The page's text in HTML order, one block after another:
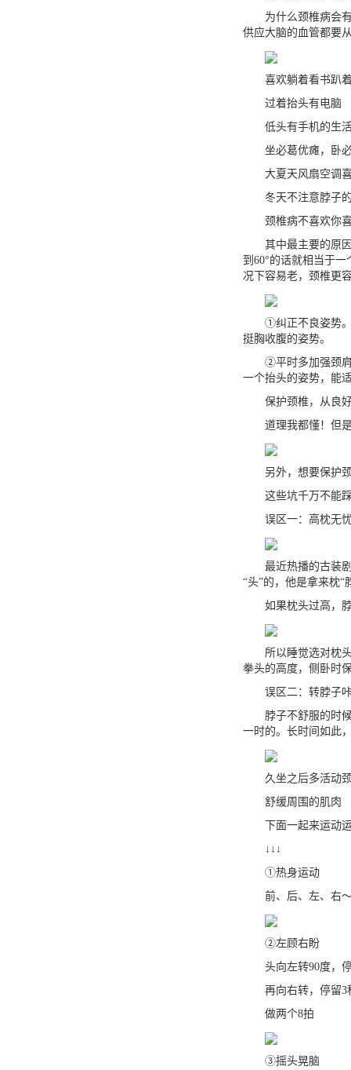
为什么颈椎病会有
供应大脑的血管都要
喜欢躺着看书趴着
过着抬头有电脑
低头有手机的生
坐必葛优瘫，卧必
大夏天风扇空调喜
冬天不注意脖子
颈椎病不喜欢你喜
其中最主要的原因
到60°的话就相当于
况下容易老，颈椎更
①纠正不良姿势。抬
挺胸收腹的姿势。
②平时多加强颈肩背
一个抬头的姿势，能
保护颈椎，从良好
道理我都懂！但
另外，想要保护
这些坑千万不能
误区一：高枕无
最近热播的古装剧
“头”的，他是拿来枕“
如果枕头过高，脖
所以睡觉选对枕头
拳头的高度，侧卧时
误区二：转脖子咔
脖子不舒服的时候
一时的。长时间如此
久坐之后多活动
舒缓周围的肌肉
下面一起来运动
↓↓↓
①热身运动
前、后、左、右～
②左顾右盼
头向左转90度，停
再向右转，停留3
做两个8拍
③摇头晃脑